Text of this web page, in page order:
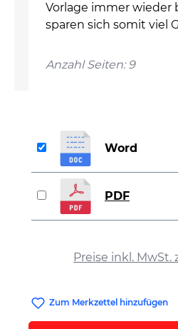
Vorlage immer wieder
sparen sich somit viel
Anzahl Seiten: 9
Preise inkl. MwSt.
Word
PDF
Zum Merkzettel hinzufügen